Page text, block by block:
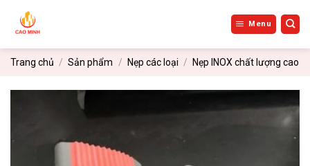
dung
Menu
Trang chủ / Sản phẩm / Nẹp các loại / Nẹp INOX chất lượng cao